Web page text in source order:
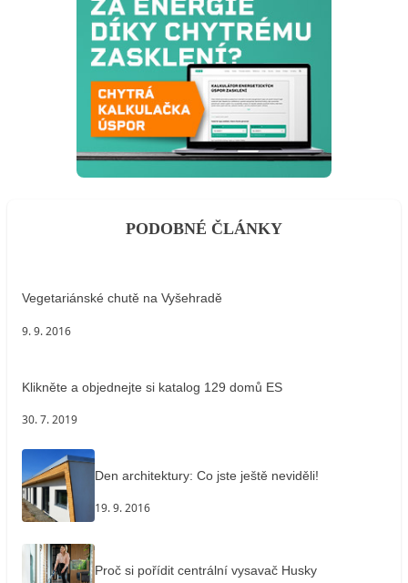
PODOBNÉ ČLÁNKY
Vegetariánské chutě na Vyšehradě
9. 9. 2016
Klikněte a objednejte si katalog 129 domů ES
30. 7. 2019
Den architektury: Co jste ještě neviděli!
19. 9. 2016
Proč si pořídit centrální vysavač Husky